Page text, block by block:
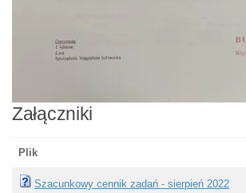
Załączniki
Plik
Szacunkowy cennik zadań - sierpień 2022